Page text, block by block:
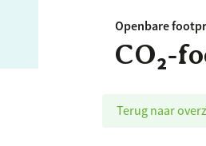
Openbare
Terug naar